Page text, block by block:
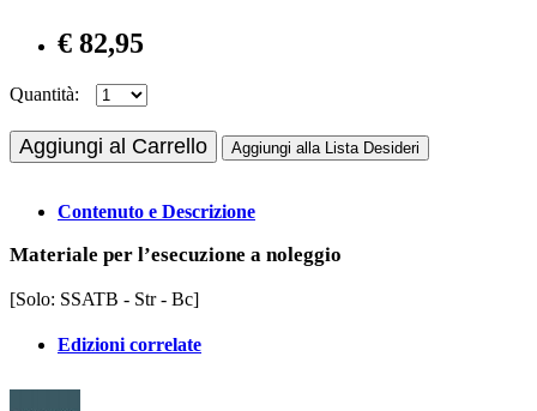
€ 82,95
Quantità:
Aggiungi al Carrello Aggiungi alla Lista Desideri
Contenuto e Descrizione
Materiale per l’esecuzione a noleggio
[Solo: SSATB - Str - Bc]
Edizioni correlate